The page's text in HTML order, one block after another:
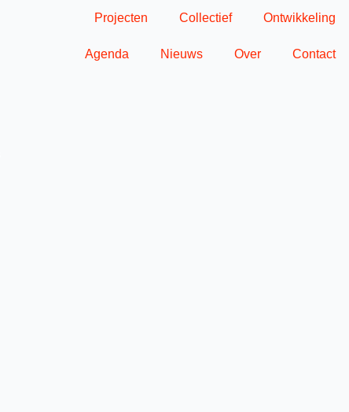
Projecten Collectief Ontwikkeling
Agenda Nieuws Over Contact